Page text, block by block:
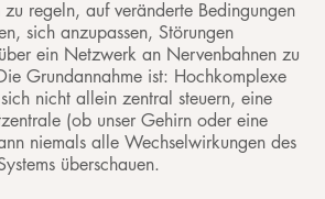
regeln, auf veränderte Bedingungen
sich anzupassen, Störungen
ein Netzwerk an Nervenbahnen zu
Grundannahme ist: Hochkomplexe
nicht allein zentral steuern, eine
(ob unser Gehirn oder eine
niemals alle Wechselwirkungen des
überschauen.